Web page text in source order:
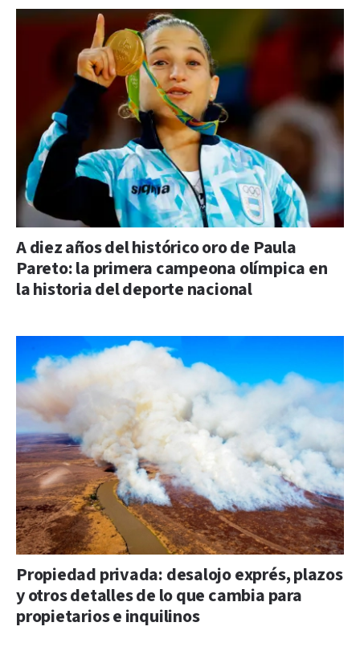
A diez años del histórico oro de Paula
Pareto: la primera campeona olímpica en
la historia del deporte nacional
Propiedad privada: desalojo exprés, plazos
y otros detalles de lo que cambia para
propietarios e inquilinos